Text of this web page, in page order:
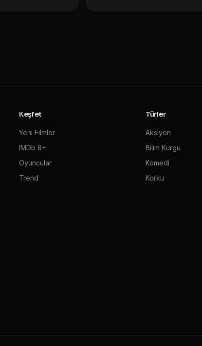
Keşfet
Yeni Filmler
IMDb 8+
Oyuncular
Trend
Türler
Aksiyon
Bilim Kurgu
Komedi
Korku